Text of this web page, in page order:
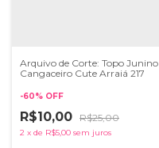
Arquivo de Corte: Topo Junino
Cangaceiro Cute Arraiá 217
-60% OFF
R$10,00 R$25,00
2 x de R$5,00 sem juros